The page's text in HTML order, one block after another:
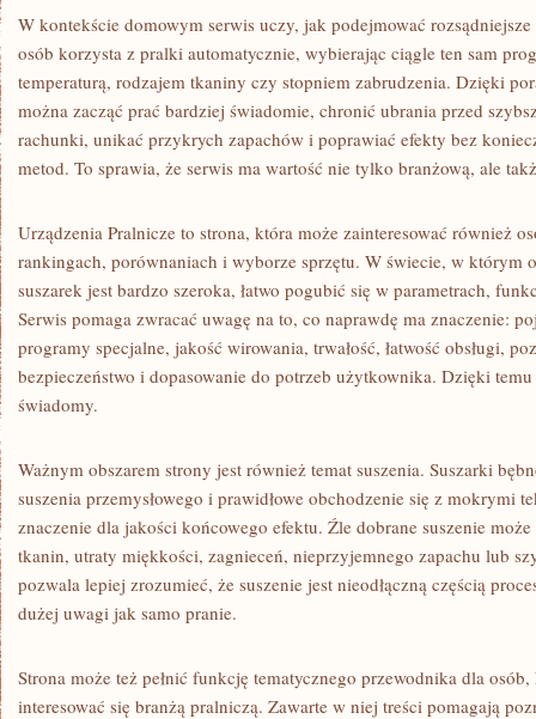
W kontekście domowym serwis uczy, jak podejmować
osób korzysta z pralki automatycznie, wybierając ciągle ten sam
temperaturą, rodzajem tkaniny czy stopniem zabrudzenia. Dzięki
można zacząć prać bardziej świadomie, chronić ubrania przed
rachunki, unikać przykrych zapachów i poprawiać efekty bez
metod. To sprawia, że serwis ma wartość nie tylko branżową, ale
Urządzenia Pralnicze to strona, która może zainteresować również
rankingach, porównaniach i wyborze sprzętu. W świecie, w którym
suszarek jest bardzo szeroka, łatwo pogubić się w parametrach,
Serwis pomaga zwracać uwagę na to, co naprawdę ma znaczenie:
programy specjalne, jakość wirowania, trwałość, łatwość obsługi,
bezpieczeństwo i dopasowanie do potrzeb użytkownika. Dzięki
świadomy.
Ważnym obszarem strony jest również temat suszenia. Suszarki
suszenia przemysłowego i prawidłowe obchodzenie się z mokrymi
znaczenie dla jakości końcowego efektu. Źle dobrane suszenie
tkanin, utraty miękkości, zagnieceń, nieprzyjemnego zapachu lub
pozwala lepiej zrozumieć, że suszenie jest nieodłączną częścią
dużej uwagi jak samo pranie.
Strona może też pełnić funkcję tematycznego przewodnika dla
interesować się branżą pralniczą. Zawarte w niej treści pomagają